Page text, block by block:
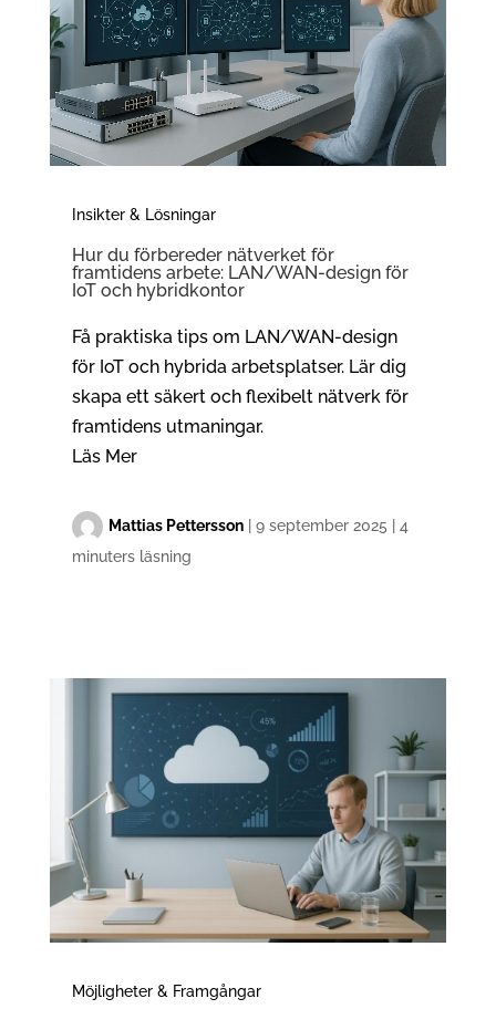
Insikter & Lösningar
Hur du förbereder nätverket för
framtidens arbete: LAN/WAN-design för
IoT och hybridkontor
Få praktiska tips om LAN/WAN-design
för IoT och hybrida arbetsplatser. Lär dig
skapa ett säkert och flexibelt nätverk för
framtidens utmaningar.
Läs Mer
Mattias Pettersson| 9 september 2025 | 4
minuters läsning
Möjligheter & Framgångar